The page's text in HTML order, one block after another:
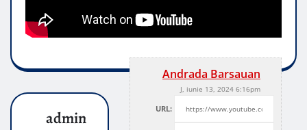
Andrada Barsauan
J, iunie 13, 2024 6:16pm
URL:
admin